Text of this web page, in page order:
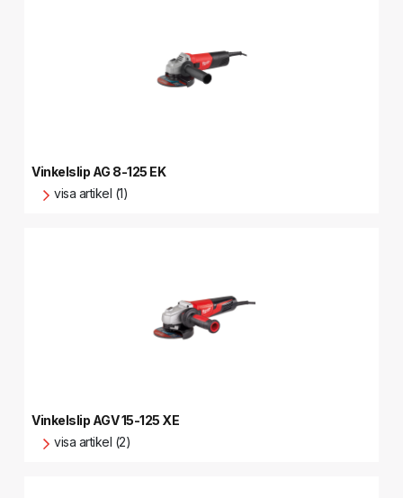
Vinkelslip AG 8-125 EK
visa artikel (1)
Vinkelslip AGV 15-125 XE
visa artikel (2)